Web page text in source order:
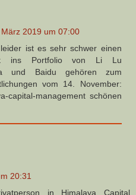
2019 um 07:00
ist es sehr schwer einen
ins Portfolio von Li Lu
und Baidu gehören zum
vom 14. November:
capital-management schönen
20:31
in Himalaya Capital